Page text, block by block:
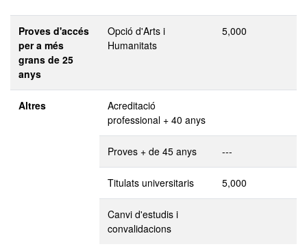
Proves d'accés
per a més
grans de 25
anys
Opció d'Arts i
Humanitats
5,000
Altres
Acreditació
professional + 40 anys
Proves + de 45 anys ---
Titulats universitaris 5,000
Canvi d'estudis i
convalidacions